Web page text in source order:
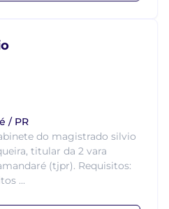
/ PR
do magistrado silvio
titular da 2 vara
(tjpr). Requisitos:
...